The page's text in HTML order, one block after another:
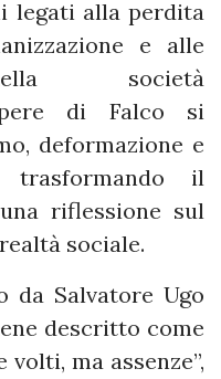
legati alla perdita
e alle
società
di Falco si
deformazione e
trasformando il
riflessione sul
sociale.
Salvatore Ugo
descritto come
ma assenze”,